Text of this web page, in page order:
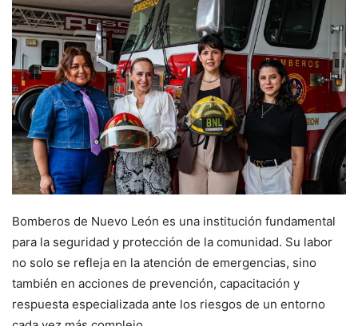
Bomberos de Nuevo León es una institución fundamental
para la seguridad y protección de la comunidad. Su labor
no solo se refleja en la atención de emergencias, sino
también en acciones de prevención, capacitación y
respuesta especializada ante los riesgos de un entorno